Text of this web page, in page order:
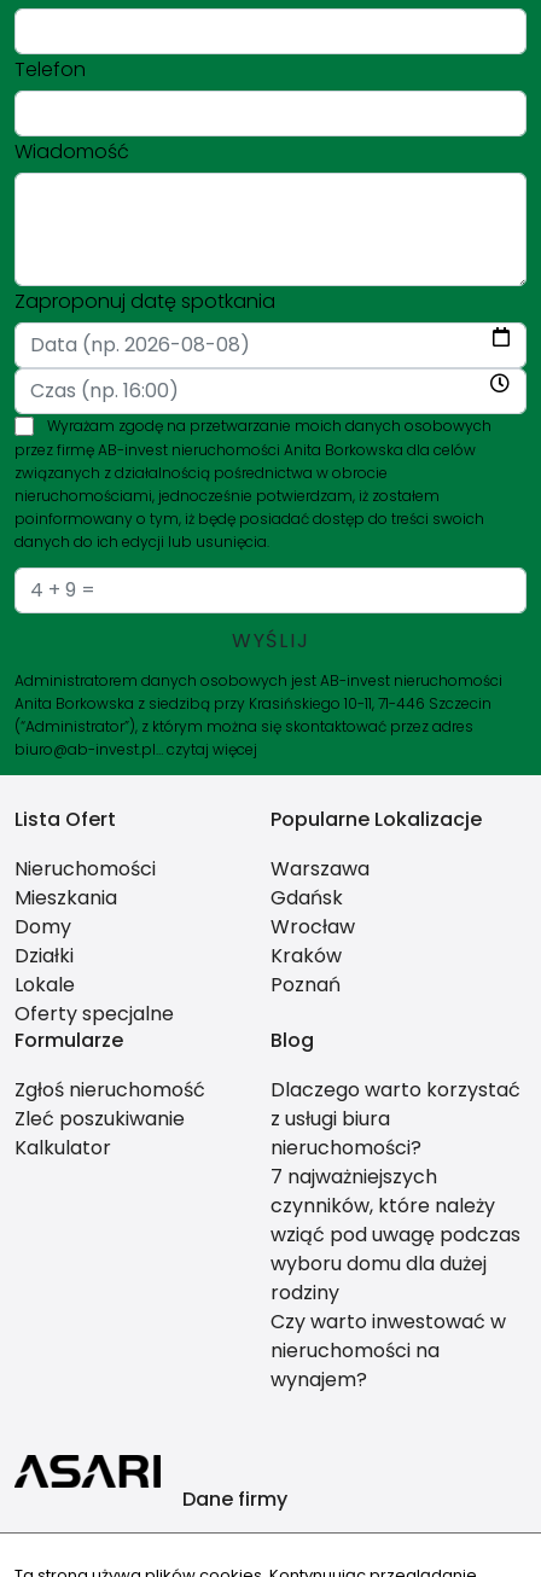
Telefon
Wiadomość
Zaproponuj datę spotkania
Wyrażam zgodę na przetwarzanie moich danych osobowych
przez firmę AB-invest nieruchomości Anita Borkowska dla celów
związanych z działalnością pośrednictwa w obrocie
nieruchomościami, jednocześnie potwierdzam, iż zostałem
poinformowany o tym, iż będę posiadać dostęp do treści swoich
danych do ich edycji lub usunięcia.
Administratorem danych osobowych jest AB-invest nieruchomości
Anita Borkowska z siedzibą przy Krasińskiego 10-11, 71-446 Szczecin
(“Administrator”), z którym można się skontaktować przez adres
biuro@ab-invest.pl…czytaj więcej
Lista Ofert
Nieruchomości
Mieszkania
Domy
Działki
Lokale
Oferty specjalne
Popularne Lokalizacje
Warszawa
Gdańsk
Wrocław
Kraków
Poznań
Formularze
Zgłoś nieruchomość
Zleć poszukiwanie
Kalkulator
Blog
Dlaczego warto korzystać
z usługi biura
nieruchomości?
7 najważniejszych
czynników, które należy
wziąć pod uwagę podczas
wyboru domu dla dużej
rodziny
Czy warto inwestować w
nieruchomości na
wynajem?
Dane firmy